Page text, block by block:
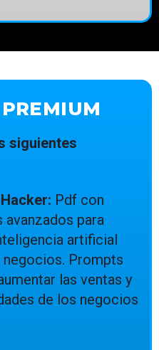
siguientes
Pdf con
para
artificial
negocios. Prompts
las ventas y
de los negocios